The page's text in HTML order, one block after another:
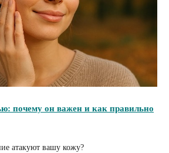
почему он важен и как правильно
атакуют вашу кожу?